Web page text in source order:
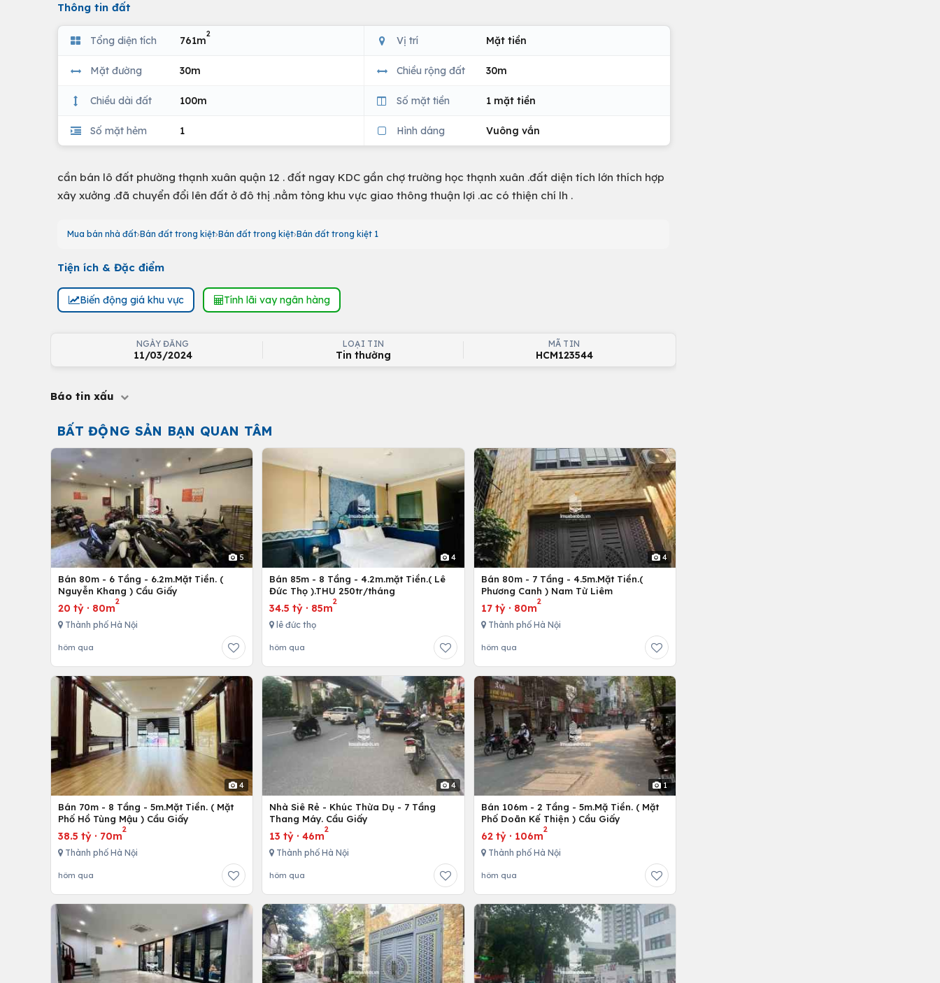
Thông tin đất
Tổng diện tích 761m
2
Vị trí Mặt tiền
Mặt đường 30m Chiều rộng đất 30m
Chiều dài đất 100m Số mặt tiền 1 mặt tiền
Số mặt hẻm 1 Hình dáng Vuông vắn
cần bán lô đất phường thạnh xuân quận 12 . đất ngay KDC gần chợ trường học thạnh xuân .đất diện tích lớn thích hợp
xây xưởng .đã chuyển đổi lên đất ở đô thị .nằm tỏng khu vực giao thông thuận lợi .ac có thiện chí lh .
Mua bán nhà đất Bán đất trong kiệt Bán đất trong kiệt Bán đất trong kiệt 1
Tiện ích & Đặc điểm
Biến động giá khu vực Tính lãi vay ngân hàng
NGÀY ĐĂNG
11/03/2024
LOẠI TIN
Tin thường
MÃ TIN
HCM123544
Báo tin xấu
BẤT ĐỘNG SẢN BẠN QUAN TÂM
5
Bán 80m - 6 Tầng - 6.2m.Mặt Tiền. (
Nguyễn Khang ) Cầu Giấy
20 tỷ · 80m
2
Thành phố Hà Nội
hôm qua
4
Bán 85m - 8 Tầng - 4.2m.mặt Tiền.( Lê
Đức Thọ ).THU 250tr/tháng
34.5 tỷ · 85m
2
lê đức thọ
hôm qua
4
Bán 80m - 7 Tầng - 4.5m.Mặt Tiền.(
Phương Canh ) Nam Từ Liêm
17 tỷ· 80m
2
Thành phố Hà Nội
hôm qua
4
Bán 70m - 8 Tầng - 5m.Mặt Tiền. ( Mặt
Phố Hồ Tùng Mậu ) Cầu Giấy
38.5 tỷ · 70m
2
Thành phố Hà Nội
hôm qua
4
Nhà Siê Rẻ - Khúc Thừa Dụ - 7 Tầng
Thang Máy. Cầu Giấy
13 tỷ ·46m
2
Thành phố Hà Nội
hôm qua
1
Bán 106m - 2 Tầng - 5m.Mặ Tiền. ( Mặt
Phố Doãn Kế Thiện ) Cầu Giấy
62 tỷ· 106m
2
Thành phố Hà Nội
hôm qua